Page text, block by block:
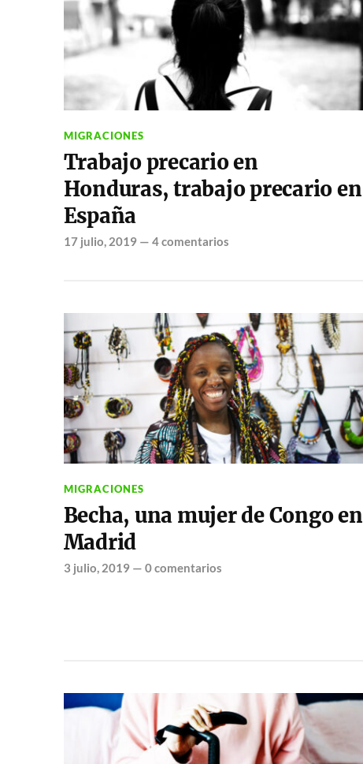
MIGRACIONES
Trabajo precario en
Honduras, trabajo precario en
España
17 julio, 2019— 4 comentarios
MIGRACIONES
Becha, una mujer de Congo en
Madrid
3 julio, 2019— 0 comentarios